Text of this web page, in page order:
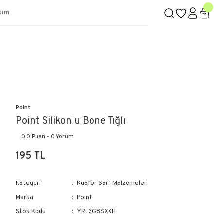
Point
Point Silikonlu Bone Tığlı
0.0 Puan - 0 Yorum
195 TL
Kategori
Kuaför Sarf Malzemeleri
Marka
Point
Stok Kodu
YRL3G8SXXH